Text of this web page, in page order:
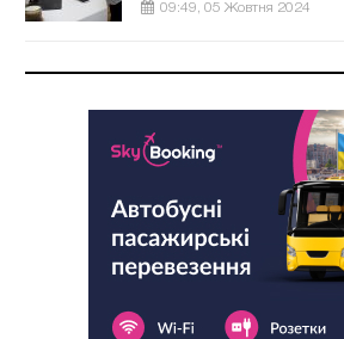
09:49, 05 Жовтня 2024